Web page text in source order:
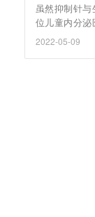
虽然抑制针
位儿童内分泌
不如报道中的
2022-05-09